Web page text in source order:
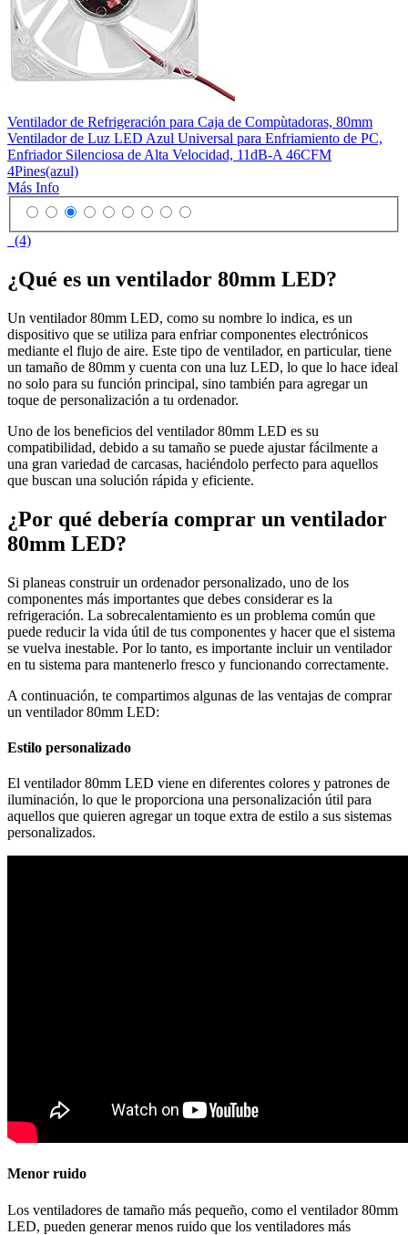
Ventilador de Refrigeración para Caja de Compùtadoras, 80mm
Ventilador de Luz LED Azul Universal para Enfriamiento de PC,
Enfriador Silenciosa de Alta Velocidad, 11dB-A 46CFM
4Pines(azul)
Más Info
(4)
¿Qué es un ventilador 80mm LED?
Un ventilador 80mm LED, como su nombre lo indica, es un
dispositivo que se utiliza para enfriar componentes electrónicos
mediante el flujo de aire. Este tipo de ventilador, en particular, tiene
un tamaño de 80mm y cuenta con una luz LED, lo que lo hace ideal
no solo para su función principal, sino también para agregar un
toque de personalización a tu ordenador.
Uno de los beneficios del ventilador 80mm LED es su
compatibilidad, debido a su tamaño se puede ajustar fácilmente a
una gran variedad de carcasas, haciéndolo perfecto para aquellos
que buscan una solución rápida y eficiente.
¿Por qué debería comprar un ventilador
80mm LED?
Si planeas construir un ordenador personalizado, uno de los
componentes más importantes que debes considerar es la
refrigeración. La sobrecalentamiento es un problema común que
puede reducir la vida útil de tus componentes y hacer que el sistema
se vuelva inestable. Por lo tanto, es importante incluir un ventilador
en tu sistema para mantenerlo fresco y funcionando correctamente.
A continuación, te compartimos algunas de las ventajas de comprar
un ventilador 80mm LED:
Estilo personalizado
El ventilador 80mm LED viene en diferentes colores y patrones de
iluminación, lo que le proporciona una personalización útil para
aquellos que quieren agregar un toque extra de estilo a sus sistemas
personalizados.
Menor ruido
Los ventiladores de tamaño más pequeño, como el ventilador 80mm
LED, pueden generar menos ruido que los ventiladores más